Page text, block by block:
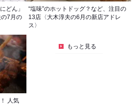
どん」
7月の
“塩味”のホットドッグ？など、注目の
13店〈大木淳夫の6月の新店アドレ
ス〉
人気
もっと見る